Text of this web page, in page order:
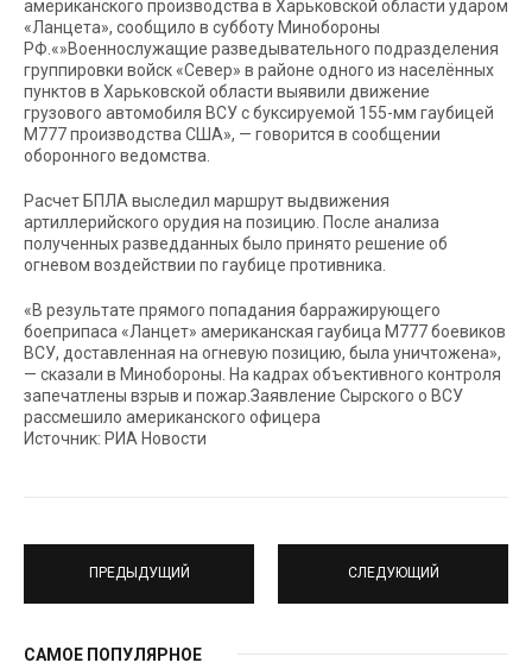
американского производства в Харьковской области ударом
«Ланцета», сообщило в субботу Минобороны
РФ.«»Военнослужащие разведывательного подразделения
группировки войск «Север» в районе одного из населённых
пунктов в Харьковской области выявили движение
грузового автомобиля ВСУ с буксируемой 155-мм гаубицей
М777 производства США», — говорится в сообщении
оборонного ведомства.
Расчет БПЛА выследил маршрут выдвижения
артиллерийского орудия на позицию. После анализа
полученных разведданных было принято решение об
огневом воздействии по гаубице противника.
«В результате прямого попадания барражирующего
боеприпаса «Ланцет» американская гаубица M777 боевиков
ВСУ, доставленная на огневую позицию, была уничтожена»,
— сказали в Минобороны. На кадрах объективного контроля
запечатлены взрыв и пожар.Заявление Сырского о ВСУ
рассмешило американского офицера
Источник: РИА Новости
ПРЕДЫДУЩИЙ СЛЕДУЮЩИЙ
САМОЕ ПОПУЛЯРНОЕ